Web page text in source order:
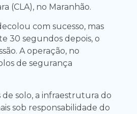
(CLA), no Maranhão.
com sucesso, mas
30 segundos depois, o
A operação, no
de segurança
de solo, a infraestrutura do
sob responsabilidade do